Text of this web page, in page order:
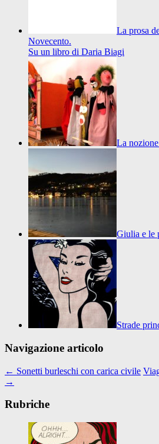
La prosa
Novecento.
Su un libro di Daria Biagi
La
Giulia e le
Strade
Navigazione articolo
← Sonetti burleschi con carica civile
→
Rubriche